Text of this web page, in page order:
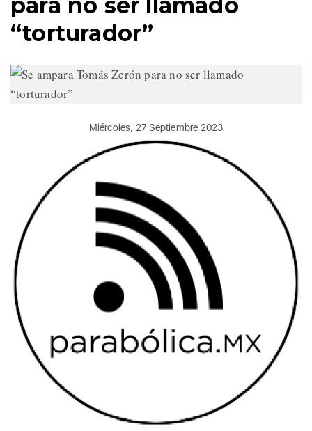
“torturador”
Miércoles, 27 Septiembre 2023